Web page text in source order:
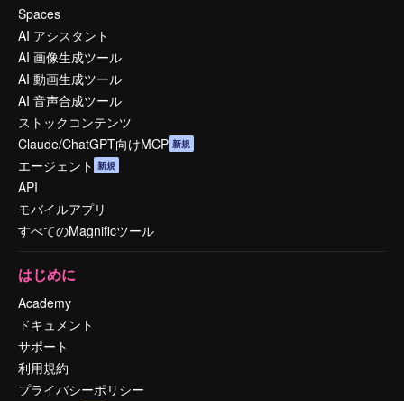
Spaces
AI アシスタント
AI 画像生成ツール
AI 動画生成ツール
AI 音声合成ツール
ストックコンテンツ
Claude/ChatGPT向けMCP 新規
エージェント 新規
API
モバイルアプリ
すべてのMagnificツール
はじめに
Academy
ドキュメント
サポート
利用規約
プライバシーポリシー